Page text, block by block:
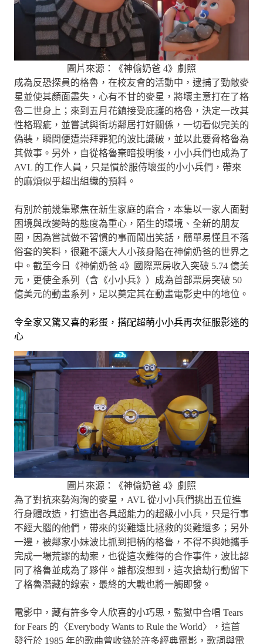
圖片來源：《神偷奶爸 4》劇照
成為反恐探員的格魯，在校友會的活動中，逮捕了勁敵麥
星並使其顏面盡失，心有不甘的麥星，將壞主意打在了格
魯二世身上；來到五月花鎮接受庇護的格魯，決定一改其
性格瑕疵，並嘗試與街坊鄰居打好關係，一切看似完美的
偽裝，瞬間便遭崇拜罪犯的波比識破，並以此要脅格魯為
其做事。另外，自從格魯棄暗投明後，小小兵們也成為了
AVL 的工作人員，只是慣於服侍壞蛋的小小兵們，帶來
的麻煩似乎超出組織的預料。
有別於前幾集聚焦在新生家庭的磨合，本集以一家人面對
困境與改變時的態度為重心，陌生的環境、全新的朋友
圈，因為嘗試做不習慣的事而鬧出笑話，簡單易懂且不落
俗套的笑料，很難不讓大人小孩身陷在神偷奶爸的世界之
中。截至今日《神偷奶爸 4》國際票房收入突破 5.74 億美
元，更使全系列（含《小小兵》）成為首部票房突破 50
億美元的動畫系列，足以奠定其在動畫電影史中的地位。
令全家又驚又喜的彩蛋，搭配超萌小小兵再次征服影迷的
心
圖片來源：《神偷奶爸 4》劇照
為了對抗來勢洶洶的麥星，AVL 從小小兵們挑出五位進
行身體改造，打造出各具超能力的超級小小兵，只是行事
不經大腦的他們，帶來的災難遠比拯救的災難還多；另外
一邊，被鄰家小妹波比抓到把柄的格魯，不得不與她攜手
完成一場荒謬的劫案，也從這次難得的合作事件，波比認
同了格魯並成為了夥伴。誰都沒想到，這次搶劫行動留下
了格魯潛藏的線索，最終的大戰也將一觸即發。
電影中，藏有許多令人欣喜的小巧思，監獄中合唱 Tears
for Fears 的〈Everybody Wants to Rule the World〉，這首
發行於 1985 年的歌曲曾收錄於許多經典電影，歌詞與電